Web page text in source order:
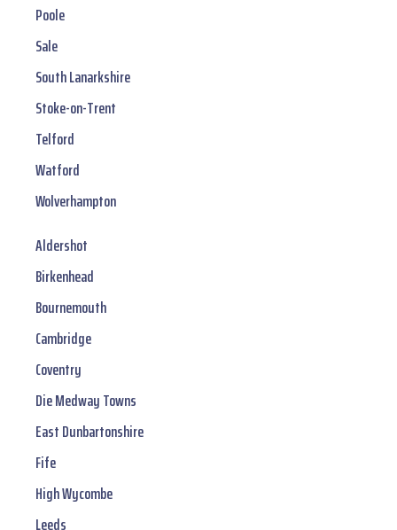
Poole
Sale
South Lanarkshire
Stoke-on-Trent
Telford
Watford
Wolverhampton
Aldershot
Birkenhead
Bournemouth
Cambridge
Coventry
Die Medway Towns
East Dunbartonshire
Fife
High Wycombe